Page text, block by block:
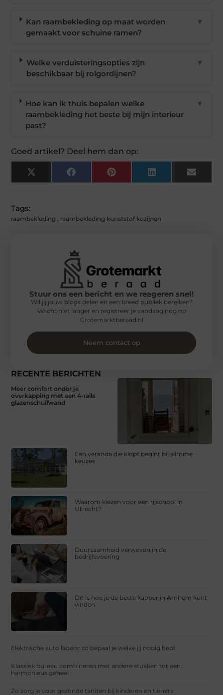
Kan raambekleding op maat worden
gemaakt voor schuine ramen?
▼
Welke verduisteringsopties zijn
beschikbaar bij rolgordijnen?
▼
Hoe kan ik thuis bepalen welke
raambekleding het beste bij mijn interieur
past?
▼
Goed artikel? Deel hem dan op:
X
(Twitter)
FacebookPinterest LinkedIn Email
Tags:
raambekleding , raambekleding kunststof kozijnen
RECENTE BERICHTEN
Meer comfort onder je
overkapping met een 4-rails
glazenschuifwand
Een veranda die klopt begint bij slimme
keuzes
Waarom kiezen voor een rijschool in
Utrecht?
Duurzaamheid verweven in de
bedrijfsvoering
Dit is hoe je de beste kapper in Arnhem kunt
vinden
Elektrische auto laders: zo bepaal je welke jij nodig hebt
Klassiek bureau combineren met andere stukken tot een
harmonieus geheel
Zo zorg je voor gezonde tanden bij kinderen en tieners
Stuur ons een bericht en we reageren snel!
Wil jij jouw blogs delen en een breed publiek bereiken?
Wacht niet langer en registreer je vandaag nog op
Grotemarktberaad.nl
Neem contact op